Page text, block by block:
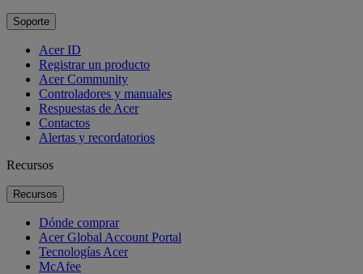
Soporte
Acer ID
Registrar un producto
Acer Community
Controladores y manuales
Respuestas de Acer
Contactos
Alertas y recordatorios
Recursos
Recursos
Dónde comprar
Acer Global Account Portal
Tecnologías Acer
McAfee